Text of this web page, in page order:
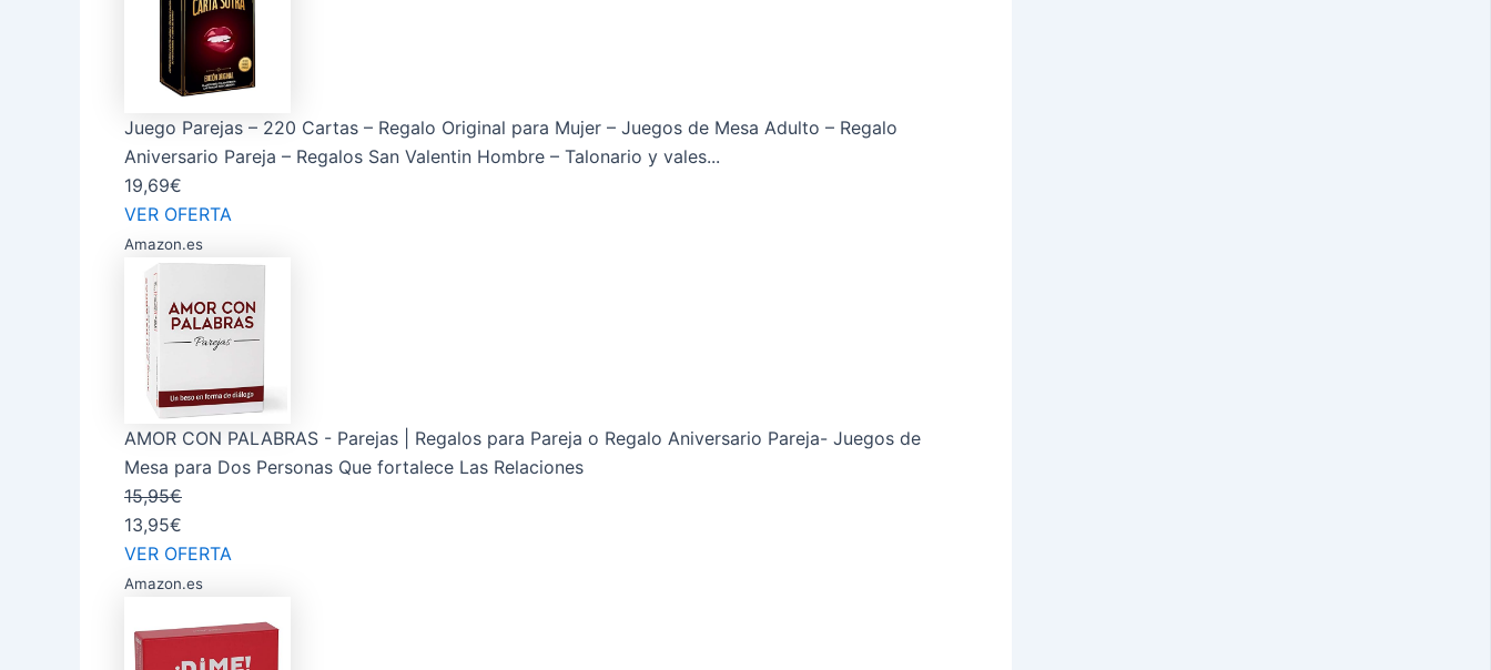
Juego Parejas – 220 Cartas – Regalo Original para Mujer – Juegos de Mesa Adulto – Regalo
Aniversario Pareja – Regalos San Valentin Hombre – Talonario y vales...
19,69€
VER OFERTA
Amazon.es
AMOR CON PALABRAS - Parejas | Regalos para Pareja o Regalo Aniversario Pareja- Juegos de
Mesa para Dos Personas Que fortalece Las Relaciones
15,95€
13,95€
VER OFERTA
Amazon.es